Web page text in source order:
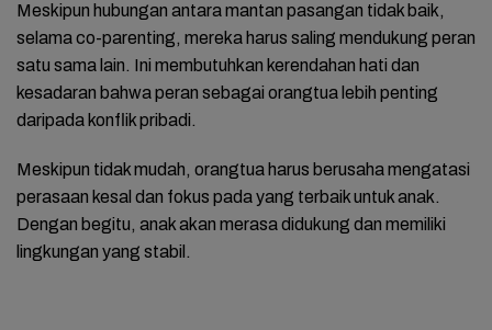
Meskipun hubungan antara mantan pasangan tidak baik,
selama co-parenting, mereka harus saling mendukung peran
satu sama lain. Ini membutuhkan kerendahan hati dan
kesadaran bahwa peran sebagai orangtua lebih penting
daripada konflik pribadi.
Meskipun tidak mudah, orangtua harus berusaha mengatasi
perasaan kesal dan fokus pada yang terbaik untuk anak.
Dengan begitu, anak akan merasa didukung dan memiliki
lingkungan yang stabil.